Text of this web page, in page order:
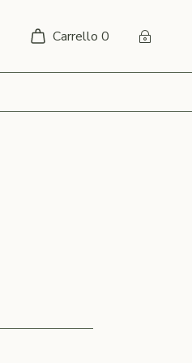
Carrello 0